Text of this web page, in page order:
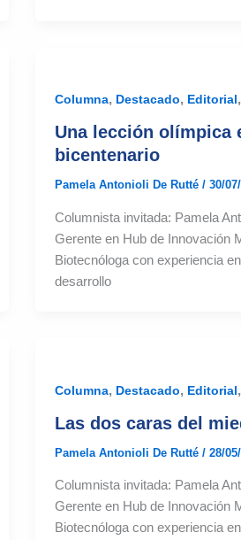
Columna, Destacado, Editorial,
Una lección olímpica
bicentenario
Pamela Antonioli De Rutté/30/
Columnista invitada: Pamela
Gerente en Hub de Innovación
Biotecnóloga con experiencia
desarrollo
Columna, Destacado, Editorial,
Las dos caras del
Pamela Antonioli De Rutté/28/
Columnista invitada: Pamela
Gerente en Hub de Innovación
Biotecnóloga con experiencia